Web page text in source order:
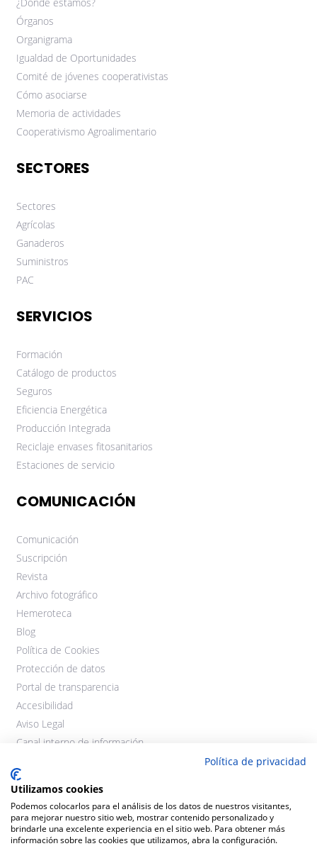
Órganos
Organigrama
Igualdad de Oportunidades
Comité de jóvenes cooperativistas
Cómo asociarse
Memoria de actividades
Cooperativismo Agroalimentario
SECTORES
Sectores
Agrícolas
Ganaderos
Suministros
PAC
SERVICIOS
Formación
Catálogo de productos
Seguros
Eficiencia Energética
Producción Integrada
Reciclaje envases fitosanitarios
Estaciones de servicio
COMUNICACIÓN
Comunicación
Suscripción
Revista
Archivo fotográfico
Hemeroteca
Blog
Política de Cookies
Protección de datos
Portal de transparencia
Accesibilidad
Aviso Legal
Canal interno de información
Política de privacidad
Utilizamos cookies
Podemos colocarlos para el análisis de los datos de nuestros visitantes,
para mejorar nuestro sitio web, mostrar contenido personalizado y
brindarle una excelente experiencia en el sitio web. Para obtener más
información sobre las cookies que utilizamos, abra la configuración.